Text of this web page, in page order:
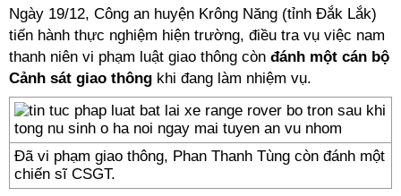
Ngày 19/12, Công an huyện Krông Năng (tỉnh Đắk Lắk)
tiến hành thực nghiệm hiện trường, điều tra vụ việc nam
thanh niên vi phạm luật giao thông còn đánh một cán bộ
Cảnh sát giao thông khi đang làm nhiệm vụ.
Đã vi phạm giao thông, Phan Thanh Tùng còn đánh một
chiến sĩ CSGT.